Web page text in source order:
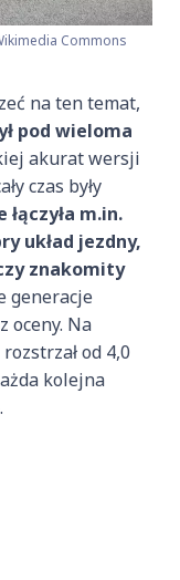
Commons
na ten temat,
pod wieloma
akurat wersji
czas były
m.in.
układ jezdny,
znakomity
generacje
oceny. Na
od 4,0
kolejna